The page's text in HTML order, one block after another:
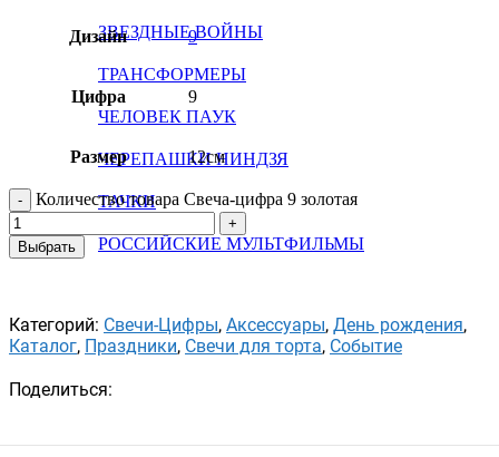
ЗВЕЗДНЫЕ ВОЙНЫ
ТРАНСФОРМЕРЫ
ЧЕЛОВЕК ПАУК
ЧЕРЕПАШКИ НИНДЗЯ
ТАЧКИ
РОССИЙСКИЕ МУЛЬТФИЛЬМЫ
Дизайн 9
Цифра 9
Размер 12см
Количество товара Свеча-цифра 9 золотая
Выбрать
Категорий: Свечи-Цифры, Аксессуары, День рождения,
Каталог, Праздники, Свечи для торта, Событие
Поделиться: